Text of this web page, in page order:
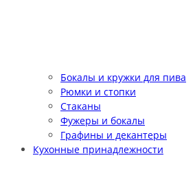
Бокалы и кружки для пива
Рюмки и стопки
Стаканы
Фужеры и бокалы
Графины и декантеры
Кухонные принадлежности